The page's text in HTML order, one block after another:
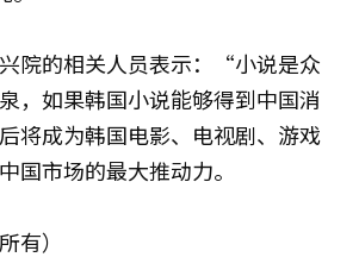
院的相关人员表示：“小说是众
，如果韩国小说能够得到中国消
将成为韩国电影、电视剧、游戏
国市场的最大推动力。
有）